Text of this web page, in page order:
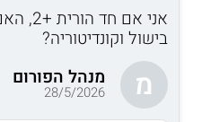
אני אם
בישול וקונדיטוריה?
מ מנהל הפורום
28/5/2026